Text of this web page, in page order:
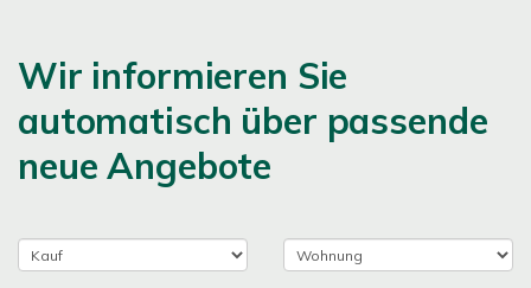
Wir informieren Sie
automatisch über passende
neue Angebote